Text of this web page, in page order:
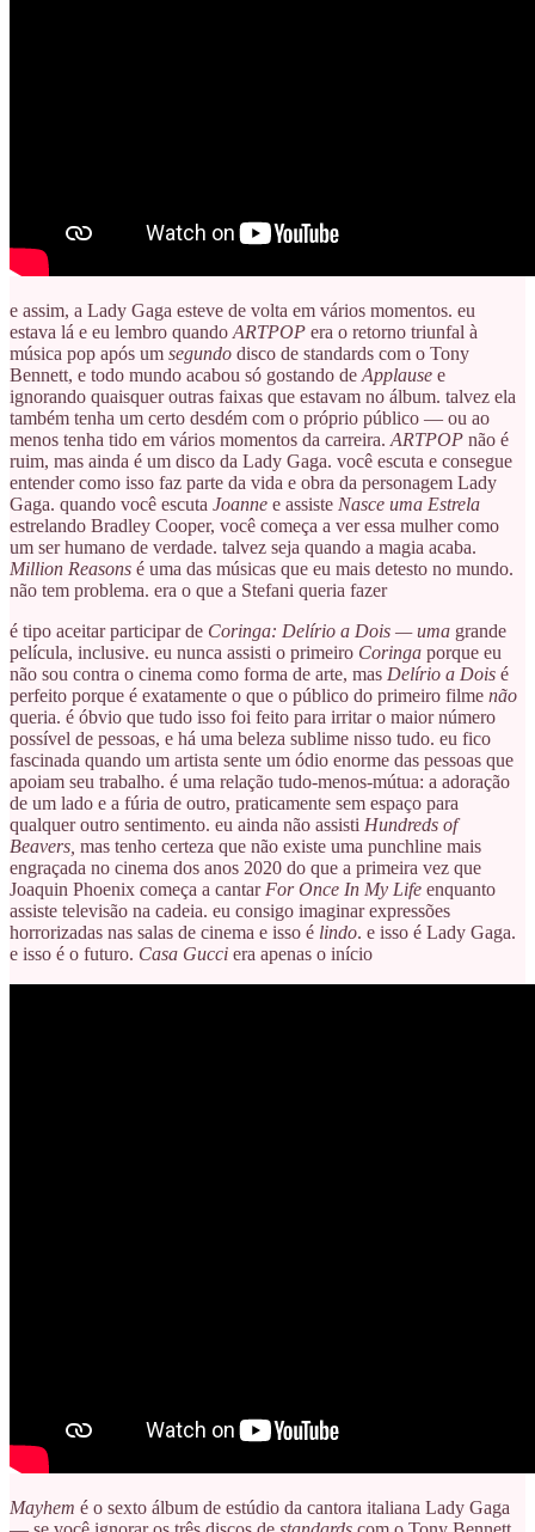
e assim, a Lady Gaga esteve de volta em vários momentos. eu
estava lá e eu lembro quando ARTPOP era o retorno triunfal à
música pop após um segundo disco de standards com o Tony
Bennett, e todo mundo acabou só gostando de Applause e
ignorando quaisquer outras faixas que estavam no álbum. talvez ela
também tenha um certo desdém com o próprio público — ou ao
menos tenha tido em vários momentos da carreira. ARTPOP não é
ruim, mas ainda é um disco da Lady Gaga. você escuta e consegue
entender como isso faz parte da vida e obra da personagem Lady
Gaga. quando você escuta Joanne e assiste Nasce uma Estrela
estrelando Bradley Cooper, você começa a ver essa mulher como
um ser humano de verdade. talvez seja quando a magia acaba.
Million Reasons é uma das músicas que eu mais detesto no mundo.
não tem problema. era o que a Stefani queria fazer
é tipo aceitar participar de Coringa: Delírio a Dois — uma grande
película, inclusive. eu nunca assisti o primeiro Coringa porque eu
não sou contra o cinema como forma de arte, mas Delírio a Dois é
perfeito porque é exatamente o que o público do primeiro filme não
queria. é óbvio que tudo isso foi feito para irritar o maior número
possível de pessoas, e há uma beleza sublime nisso tudo. eu fico
fascinada quando um artista sente um ódio enorme das pessoas que
apoiam seu trabalho. é uma relação tudo-menos-mútua: a adoração
de um lado e a fúria de outro, praticamente sem espaço para
qualquer outro sentimento. eu ainda não assisti Hundreds of
Beavers, mas tenho certeza que não existe uma punchline mais
engraçada no cinema dos anos 2020 do que a primeira vez que
Joaquin Phoenix começa a cantar For Once In My Life enquanto
assiste televisão na cadeia. eu consigo imaginar expressões
horrorizadas nas salas de cinema e isso é lindo. e isso é Lady Gaga.
e isso é o futuro. Casa Gucci era apenas o início
Mayhem é o sexto álbum de estúdio da cantora italiana Lady Gaga